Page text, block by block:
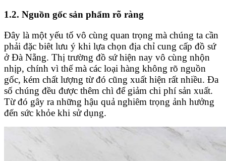
1.2. Nguồn gốc sản phẩm rõ ràng
Đây là một yếu tố vô cùng quan trọng mà chúng ta cần
phải đặc biêt lưu ý khi lựa chọn địa chỉ cung cấp đồ sứ
ở Đà Nẵng. Thị trường đồ sứ hiện nay vô cùng nhộn
nhịp, chính vì thế mà các loại hàng không rõ nguồn
gốc, kém chất lượng từ đó cũng xuất hiện rất nhiều. Đa
số chúng đều được thêm chì để giảm chi phí sản xuất.
Từ đó gây ra những hậu quả nghiêm trọng ảnh hưởng
đến sức khỏe khi sử dụng.